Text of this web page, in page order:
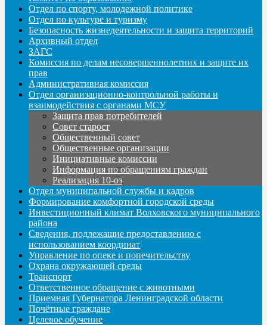
Отдел по спорту, молодежной политике
Отдел по культуре и туризму
Безопасность жизнедеятельности и защита территорий
Архивный отдел
ЗАГС
Комиссия по делам несовершеннолетних и защите их
прав
Административная комиссия
Отдел организационно-контрольной работы и
взаимодействия с органами МСУ
Защита прав потребителей
Совет старост
Общественный совет
Общественные организации
Инициативные комиссии
Информация по обращениям граждан
Реализация 10-оз
Отдел муниципальной службы и кадров
Формирование комфортной городской среды
Инвестиционный климат Волховского муниципального
района
Сведения, подлежащие предоставлению с
использованием координат
Управление по опеке и попечительству
Охрана окружающей среды
Транспорт
Ответственное обращение с животными
Приемная Губернатора Ленинградской области
Почётные граждане
Целевое обучение